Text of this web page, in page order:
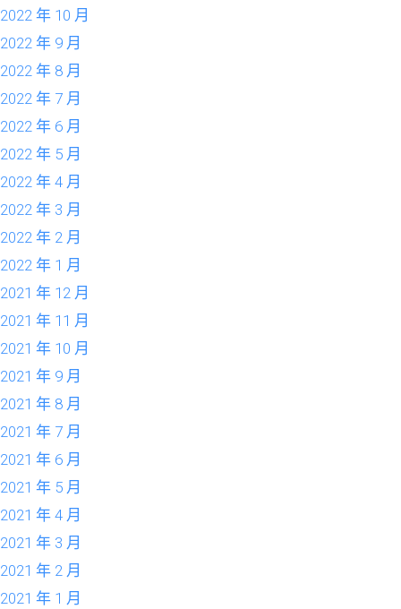
2022 年 10 月
2022 年 9 月
2022 年 8 月
2022 年 7 月
2022 年 6 月
2022 年 5 月
2022 年 4 月
2022 年 3 月
2022 年 2 月
2022 年 1 月
2021 年 12 月
2021 年 11 月
2021 年 10 月
2021 年 9 月
2021 年 8 月
2021 年 7 月
2021 年 6 月
2021 年 5 月
2021 年 4 月
2021 年 3 月
2021 年 2 月
2021 年 1 月